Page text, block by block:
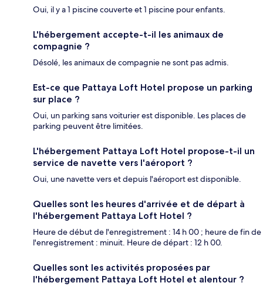
Oui, il y a 1 piscine couverte et 1 piscine pour enfants.
L'hébergement accepte-t-il les animaux de
compagnie ?
Désolé, les animaux de compagnie ne sont pas admis.
Est-ce que Pattaya Loft Hotel propose un parking
sur place ?
Oui, un parking sans voiturier est disponible. Les places de
parking peuvent être limitées.
L'hébergement Pattaya Loft Hotel propose-t-il un
service de navette vers l'aéroport ?
Oui, une navette vers et depuis l'aéroport est disponible.
Quelles sont les heures d'arrivée et de départ à
l'hébergement Pattaya Loft Hotel ?
Heure de début de l'enregistrement : 14 h 00 ; heure de fin de
l'enregistrement : minuit. Heure de départ : 12 h 00.
Quelles sont les activités proposées par
l'hébergement Pattaya Loft Hotel et alentour ?